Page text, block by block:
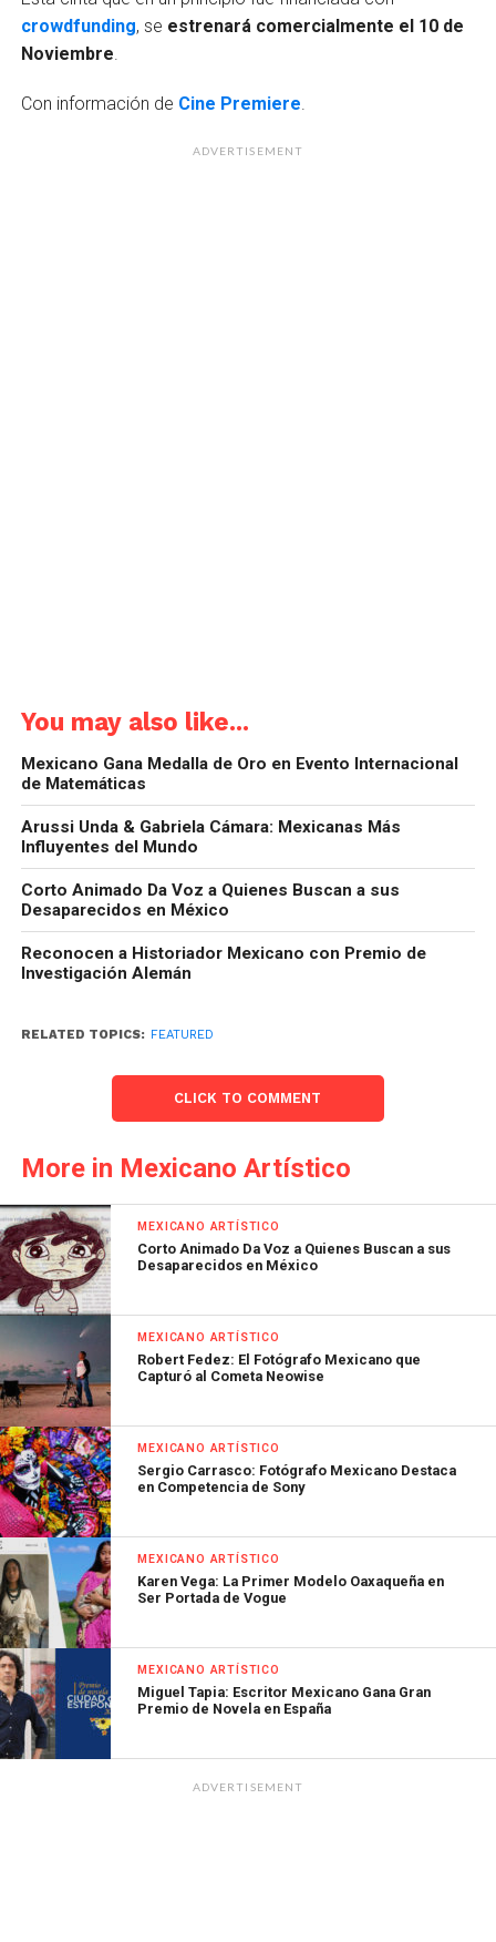
crowdfunding, se estrenará comercialmente el 10 de
Noviembre
Con información de Cine Premiere
ADVERTISEMENT
You may also like...
Mexicano Gana Medalla de Oro en Evento Internacional
de Matemáticas
Arussi Unda & Gabriela Cámara: Mexicanas Más
Influyentes del Mundo
Corto Animado Da Voz a Quienes Buscan a sus
Desaparecidos en México
Reconocen a Historiador Mexicano con Premio de
Investigación Alemán
RELATED TOPICS: FEATURED
CLICK TO COMMENT
More in Mexicano Artístico
MEXICANO ARTÍSTICO
Corto Animado Da Voz a Quienes Buscan a sus
Desaparecidos en México
MEXICANO ARTÍSTICO
Robert Fedez: El Fotógrafo Mexicano que
Capturó al Cometa Neowise
MEXICANO ARTÍSTICO
Sergio Carrasco: Fotógrafo Mexicano Destaca
en Competencia de Sony
MEXICANO ARTÍSTICO
Karen Vega: La Primer Modelo Oaxaqueña en
Ser Portada de Vogue
MEXICANO ARTÍSTICO
Miguel Tapia: Escritor Mexicano Gana Gran
Premio de Novela en España
ADVERTISEMENT